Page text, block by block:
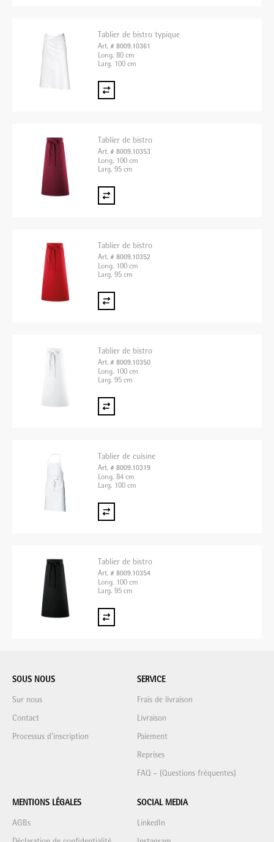
Tablier de bistro typique
Art. # 8009.10361
Long. 80 cm
Larg. 100 cm
Tablier de bistro
Art. # 8009.10353
Long. 100 cm
Larg. 95 cm
Tablier de bistro
Art. # 8009.10352
Long. 100 cm
Larg. 95 cm
Tablier de bistro
Art. # 8009.10350
Long. 100 cm
Larg. 95 cm
Tablier de cuisine
Art. # 8009.10319
Long. 84 cm
Larg. 100 cm
Tablier de bistro
Art. # 8009.10354
Long. 100 cm
Larg. 95 cm
SOUS NOUS
Sur nous
Contact
Processus d'inscription
SERVICE
Frais de livraison
Livraison
Paiement
Reprises
FAQ - (Questions fréquentes)
MENTIONS LÉGALES
AGBs
SOCIAL MEDIA
LinkedIn